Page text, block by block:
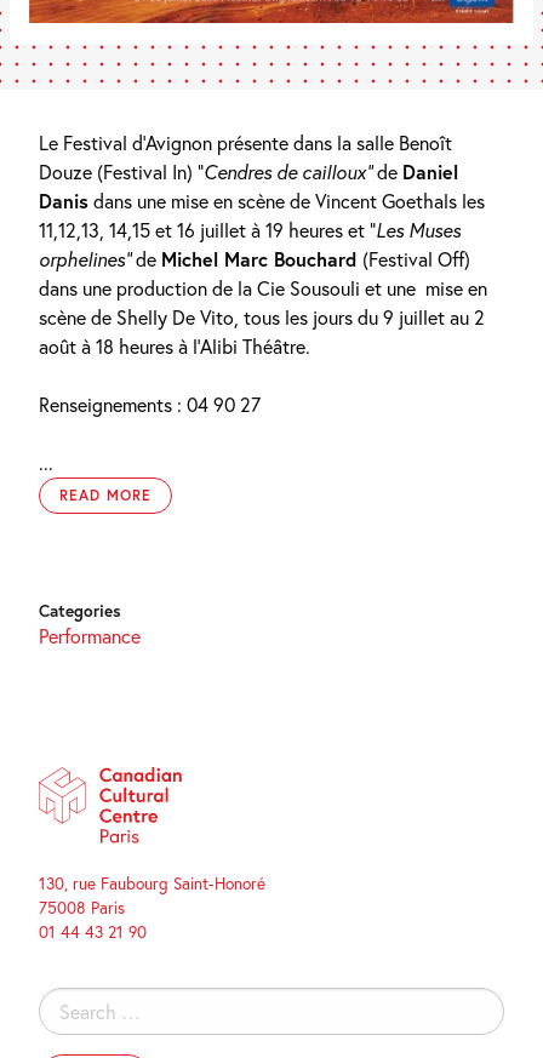
Le Festival d’Avignon présente dans la salle Benoît
Douze (Festival In) “Cendres de cailloux”de Daniel
Danisdans une mise en scène de Vincent Goethals les
11,12,13, 14,15 et 16 juillet à 19 heures et “Les Muses
orphelines”de Michel Marc Bouchard (Festival Off)
dans une production de la Cie Sousouli et une mise en
scène de Shelly De Vito, tous les jours du 9 juillet au 2
août à 18 heures à l’Alibi Théâtre.
Renseignements : 04 90 27
...
READ MORE
Categories
Performance
130, rue Faubourg Saint-Honoré
75008 Paris
01 44 43 21 90
Search
for: